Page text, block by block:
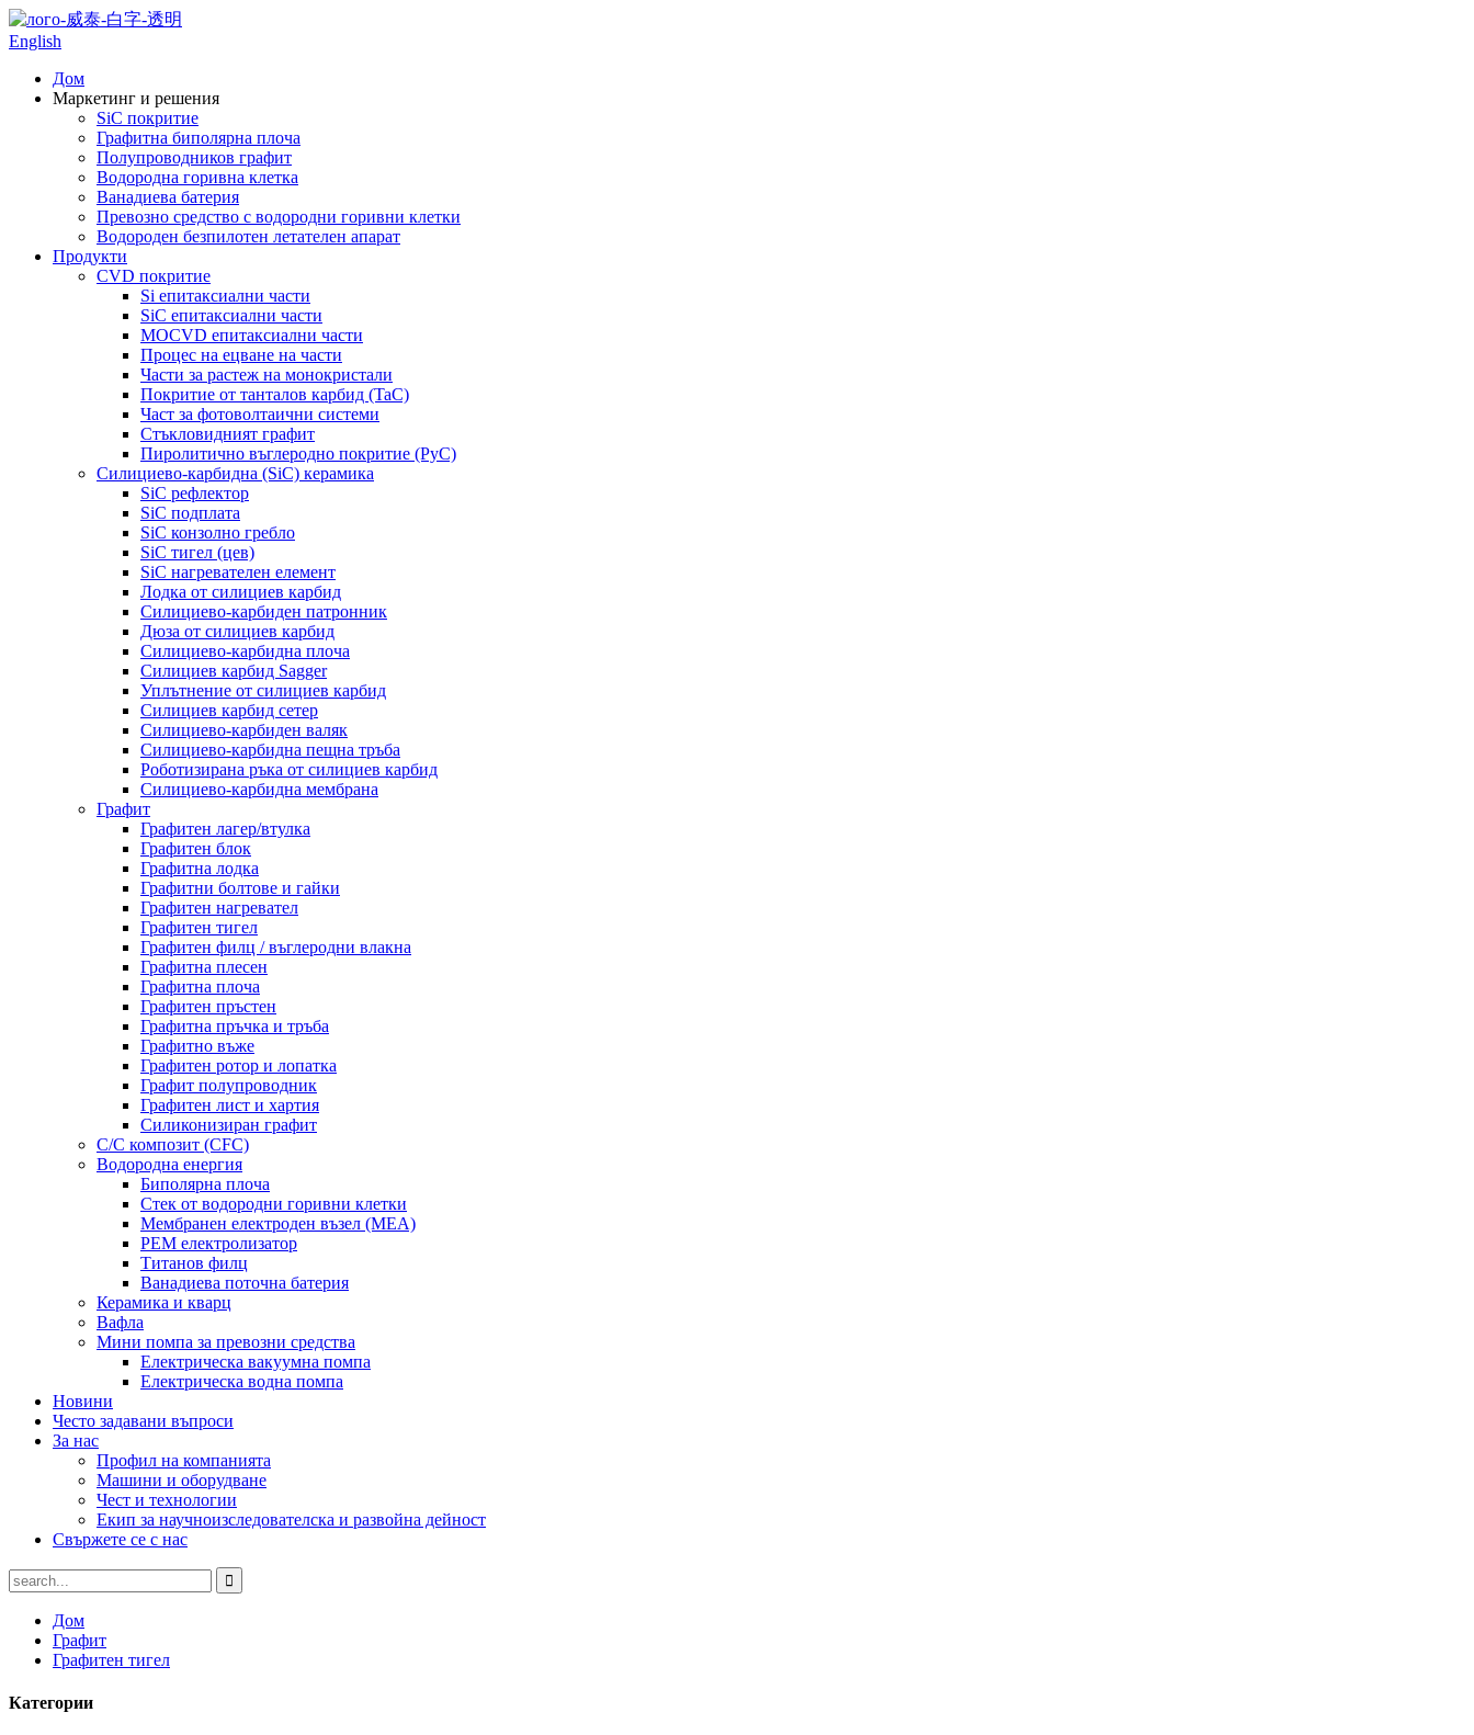
English
Дом
Маркетинг и решения
SiC покритие
Графитна биполярна плоча
Полупроводников графит
Водородна горивна клетка
Ванадиева батерия
Превозно средство с водородни горивни клетки
Водороден безпилотен летателен апарат
Продукти
CVD покритие
Si епитаксиални части
SiC епитаксиални части
MOCVD епитаксиални части
Процес на ецване на части
Части за растеж на монокристали
Покритие от танталов карбид (TaC)
Част за фотоволтаични системи
Стъкловидният графит
Пиролитично въглеродно покритие (PyC)
Силициево-карбидна (SiC) керамика
SiC рефлектор
SiC подплата
SiC конзолно гребло
SiC тигел (цев)
SiC нагревателен елемент
Лодка от силициев карбид
Силициево-карбиден патронник
Дюза от силициев карбид
Силициево-карбидна плоча
Силициев карбид Sagger
Уплътнение от силициев карбид
Силициев карбид сетер
Силициево-карбиден валяк
Силициево-карбидна пещна тръба
Роботизирана ръка от силициев карбид
Силициево-карбидна мембрана
Графит
Графитен лагер/втулка
Графитен блок
Графитна лодка
Графитни болтове и гайки
Графитен нагревател
Графитен тигел
Графитен филц / въглеродни влакна
Графитна плесен
Графитна плоча
Графитен пръстен
Графитна пръчка и тръба
Графитно въже
Графитен ротор и лопатка
Графит полупроводник
Графитен лист и хартия
Силиконизиран графит
C/C композит (CFC)
Водородна енергия
Биполярна плоча
Стек от водородни горивни клетки
Мембранен електроден възел (MEA)
PEM електролизатор
Титанов филц
Ванадиева поточна батерия
Керамика и кварц
Вафла
Мини помпа за превозни средства
Електрическа вакуумна помпа
Електрическа водна помпа
Новини
Често задавани въпроси
За нас
Профил на компанията
Машини и оборудване
Чест и технологии
Екип за научноизследователска и развойна дейност
Свържете се с нас
Дом
Графит
Графитен тигел
Категории